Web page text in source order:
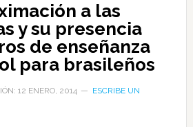
a las
y su presencia
de enseñanza
para brasileños
12 ENERO, 2014
ESCRIBE UN